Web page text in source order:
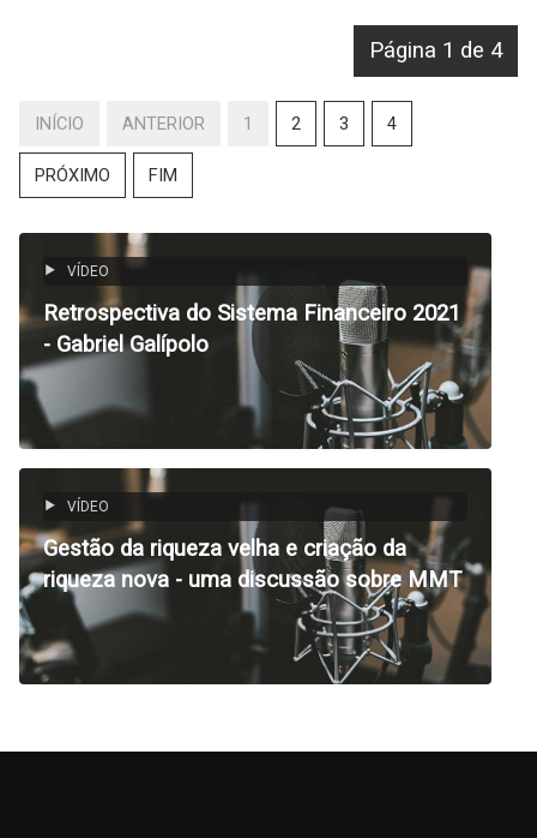
Página 1 de 4
INÍCIO ANTERIOR 1 2 3 4
PRÓXIMO FIM
VÍDEO
Retrospectiva do Sistema Financeiro 2021
- Gabriel Galípolo
VÍDEO
Gestão da riqueza velha e criação da
riqueza nova - uma discussão sobre MMT